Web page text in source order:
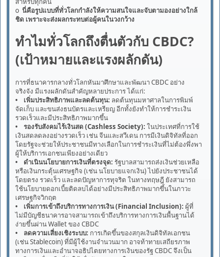
o นี่คือรูปแบบที่ทั่วโลกกำลังให้ความสนใจและจับตามองอย่างใกล้
ชิด เพราะจะส่งผลกระทบต่อผู้คนในวงกว้าง
ทำไมทั่วโลกถึงตื่นตัวกับ CBDC?
(เป้าหมายและแรงผลักดัน)
การที่ธนาคารกลางทั่วโลกหันมาศึกษาและพัฒนา CBDC อย่าง
จริงจัง มีแรงผลักดันสำคัญหลายประการ ได้แก่:
• เพิ่มประสิทธิภาพและลดต้นทุน: ลดต้นทุนมหาศาลในการพิมพ์
จัดเก็บ และขนส่งธนบัตรและเหรียญ อีกทั้งยังทำให้การชำระเงิน
รวดเร็วและมีประสิทธิภาพมากขึ้น
• รองรับสังคมไร้เงินสด (Cashless Society): ในประเทศที่การใช้
เงินสดลดลงอย่างรวดเร็ว เช่น จีนและสวีเดน การมีเงินดิจิทัลที่ออก
โดยรัฐจะช่วยให้ประชาชนมีทางเลือกในการชำระเงินที่ไม่ต้องพึ่งพา
ผู้ให้บริการเอกชนเพียงอย่างเดียว
• ดำเนินนโยบายการเงินที่ตรงจุด: รัฐบาลสามารถส่งเงินช่วยเหลือ
หรือเงินกระตุ้นเศรษฐกิจ (เช่น นโยบายแจกเงิน) ไปยังประชาชนได้
โดยตรง รวดเร็ว และลดปัญหาการทุจริต ในทางทฤษฎี ยังสามารถ
ใช้นโยบายดอกเบี้ยติดลบได้อย่างมีประสิทธิภาพมากขึ้นในภาวะ
เศรษฐกิจวิกฤต
• เพิ่มการเข้าถึงบริการทางการเงิน (Financial Inclusion): ผู้ที่
ไม่มีบัญชีธนาคารอาจสามารถเข้าถึงบริการทางการเงินพื้นฐานได้
ง่ายขึ้นผ่าน Wallet ของ CBDC
• ลดความเสี่ยงเชิงระบบ: การเกิดขึ้นของสกุลเงินดิจิทัลเอกชน
(เช่น Stablecoin) ที่มีผู้ใช้งานจำนวนมาก อาจท้าทายเสถียรภาพ
ทางการเงินและอำนาจอธิปไตยทางการเงินของรัฐ CBDC จึงเป็น